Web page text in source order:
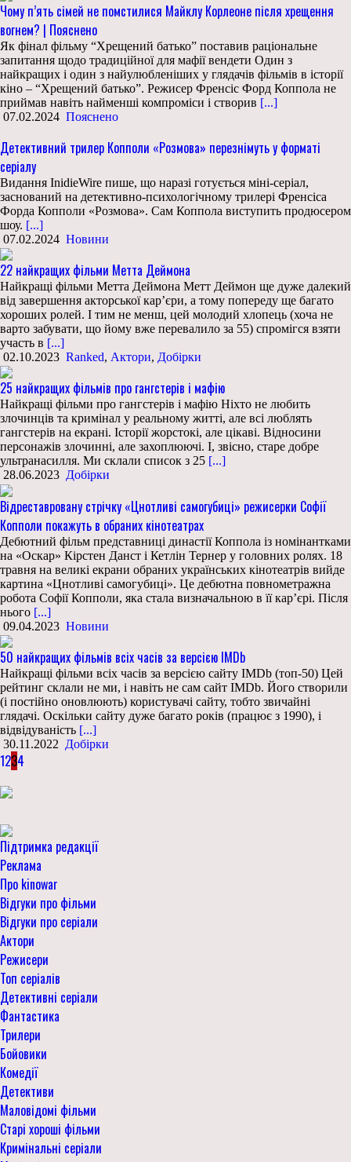
Чому п’ять сімей не помстилися Майклу Корлеоне після хрещення
вогнем? | Пояснено
Як фінал фільму “Хрещений батько” поставив раціональне
запитання щодо традиційної для мафії вендети Один з
найкращих і один з найулюбленіших у глядачів фільмів в історії
кіно – “Хрещений батько”. Режисер Френсіс Форд Коппола не
приймав навіть найменші компроміси і створив [...]
07.02.2024 Пояснено
Детективний трилер Копполи «Розмова» перезнімуть у форматі
серіалу
Видання InidieWire пише, що наразі готується міні-серіал,
заснований на детективно-психологічному трилері Френсіса
Форда Копполи «Розмова». Сам Коппола виступить продюсером
шоу. [...]
07.02.2024 Новини
22 найкращих фільми Метта Деймона
Найкращі фільми Метта Деймона Метт Деймон ще дуже далекий
від завершення акторської кар’єри, а тому попереду ще багато
хороших ролей. І тим не менш, цей молодий хлопець (хоча не
варто забувати, що йому вже перевалило за 55) спромігся взяти
участь в [...]
02.10.2023 Ranked, Актори, Добірки
25 найкращих фільмів про гангстерів і мафію
Найкращі фільми про гангстерів і мафію Ніхто не любить
злочинців та кримінал у реальному житті, але всі люблять
гангстерів на екрані. Історії жорстокі, але цікаві. Відносини
персонажів злочинні, але захоплюючі. І, звісно, старе добре
ультранасилля. Ми склали список з 25 [...]
28.06.2023 Добірки
Відреставровану стрічку «Цнотливі самогубиці» режисерки Софії
Копполи покажуть в обраних кінотеатрах
Дебютний фільм представниці династії Коппола із номінантками
на «Оскар» Кірстен Данст і Кетлін Тернер у головних ролях. 18
травня на великі екрани обраних українських кінотеатрів вийде
картина «Цнотливі самогубиці». Це дебютна повнометражна
робота Софії Копполи, яка стала визначальною в її кар’єрі. Після
нього [...]
09.04.2023 Новини
50 найкращих фільмів всіх часів за версією IMDb
Найкращі фільми всіх часів за версією сайту IMDb (топ-50) Цей
рейтинг склали не ми, і навіть не сам сайт IMDb. Його створили
(і постійно оновлюють) користувачі сайту, тобто звичайні
глядачі. Оскільки сайту дуже багато років (працює з 1990), і
відвідуваність [...]
30.11.2022 Добірки
1234
Підтримка редакції
Реклама
Про kinowar
Відгуки про фільми
Відгуки про серіали
Актори
Режисери
Топ серіалів
Детективні серіали
Фантастика
Трилери
Бойовики
Комедії
Детективи
Маловідомі фільми
Старі хороші фільми
Кримінальні серіали